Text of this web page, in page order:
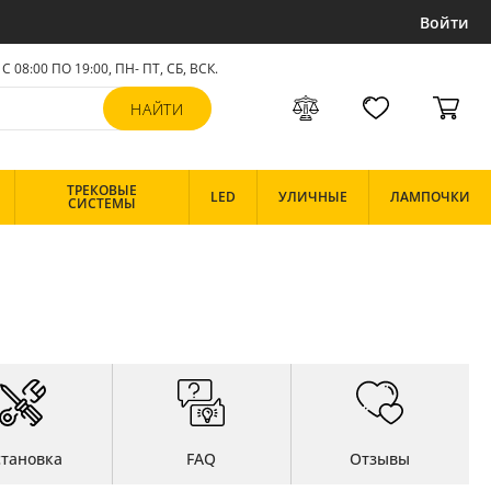
Войти
С 08:00 ПО 19:00, ПН- ПТ, СБ, ВСК.
ТРЕКОВЫЕ
СИСТЕМЫ LED УЛИЧНЫЕ ЛАМПОЧКИ
FAQ Отзывы